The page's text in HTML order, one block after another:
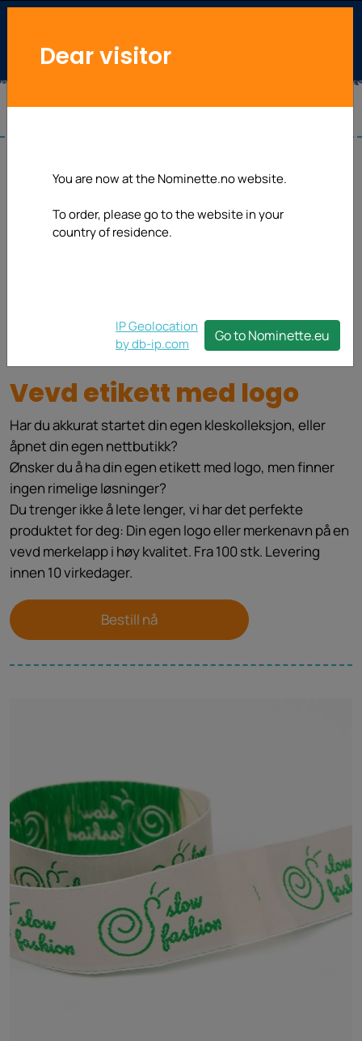
Vevd etikett med logo
Har du akkurat startet din egen kleskolleksjon, eller
åpnet din egen nettbutikk?
Ønsker du å ha din egen etikett med logo, men finner
ingen rimelige løsninger?
Du trenger ikke å lete lenger, vi har det perfekte
produktet for deg: Din egen logo eller merkenavn på en
vevd merkelapp i høy kvalitet. Fra 100 stk. Levering
innen 10 virkedager.
Bestill nå
Dear visitor
You are now at the Nominette.no website.
To order, please go to the website in your
country of residence.
IP Geolocation
by db-ip.com
Go to Nominette.eu